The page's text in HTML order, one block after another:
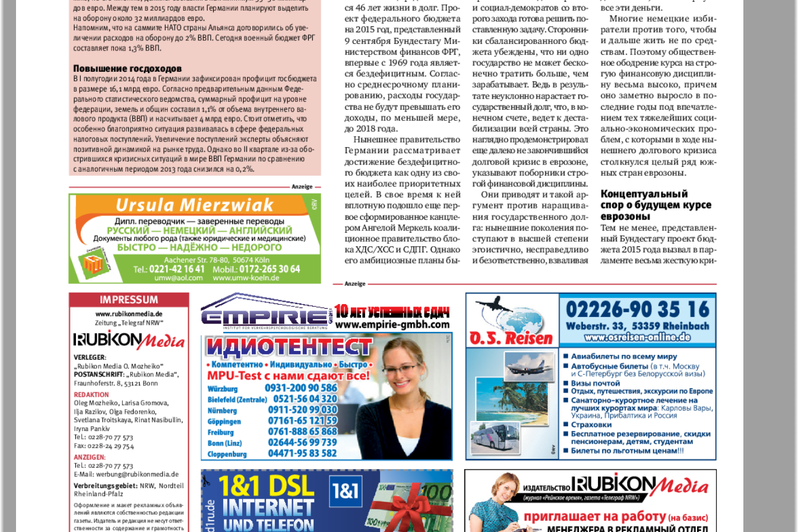
Архив необновляющихся на сайте изданий
7плюс7я АйБолит Акцент Англия
Анонс Антенна
Аргументы и
факты Европа
Артек Аугсбург-сити
Афиша Augsburg Бизнес Бизнес мир Бизнес парк Будь здоров
Ваша газета Версия Вести Вестник-info Вечерняя газета
Вечное
сокровище
Восточная
Германия
Восточный
курьер
Vizainfo.cz Wadim
Германия плюс Давай Diplomat Дом и семья
Домашний
кулинар
Домашний
ресторан
Дублин
инфоцентр
Еврейская газета
Еврейская
панорама
Европа экспресс
Европейский
меридиан
ExPress Жасмин Жизнь женщины
Закон и люди
Зарубежные
записки
Здоровье Игуана Идеальная фирма
Известия BW Изюм iDEAL Карьера Катюша